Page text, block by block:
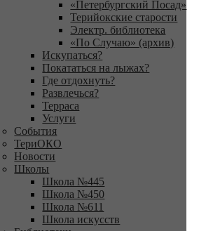
«Петербургский Посад»
Терийокские старости
Электр. библиотека
«По Случаю» (архив)
Искупаться?
Покататься на лыжах?
Где отдохнуть?
Развлечься?
Терраса
Услуги
События
ТериОКО
Новости
Школы
Школа №445
Школа №450
Школа №611
Школа искусств